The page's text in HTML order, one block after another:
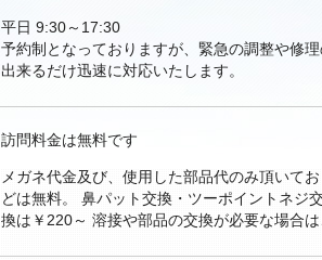
平日 9:30～17:30
予約制となっておりますが、緊急の調整や修
出来るだけ迅速に対応いたします。
訪問料金は無料です
メガネ代金及び、使用した部品代のみ頂いて
どは無料。 鼻パット交換・ツーポイントネジ
換は￥220～ 溶接や部品の交換が必要な場合